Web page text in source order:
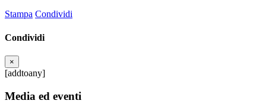
Stampa Condividi
Condividi
×
[addtoany]
Media ed eventi